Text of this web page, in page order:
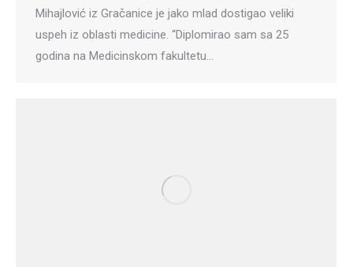
Mihajlović iz Gračanice je jako mlad dostigao veliki
uspeh iz oblasti medicine. “Diplomirao sam sa 25
godina na Medicinskom fakultetu…